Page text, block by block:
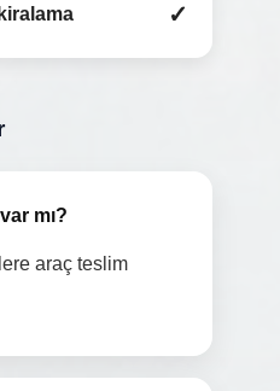
✓
mı?
araç teslim